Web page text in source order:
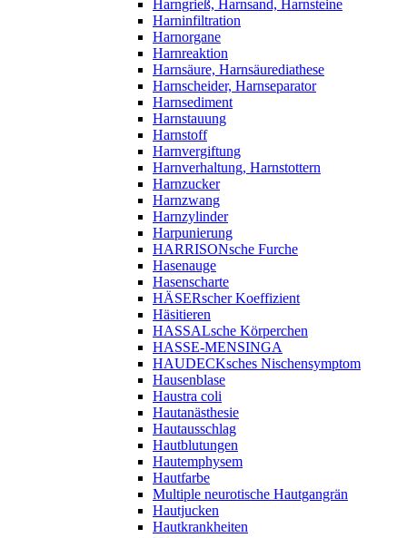
Harngrieß, Harnsand, Harnsteine
Harninfiltration
Harnorgane
Harnreaktion
Harnsäure, Harnsäurediathese
Harnscheider, Harnseparator
Harnsediment
Harnstauung
Harnstoff
Harnvergiftung
Harnverhaltung, Harnstottern
Harnzucker
Harnzwang
Harnzylinder
Harpunierung
HARRISONsche Furche
Hasenauge
Hasenscharte
HÄSERscher Koeffizient
Häsitieren
HASSALsche Körperchen
HASSE-MENSINGA
HAUDECKsches Nischensymptom
Hausenblase
Haustra coli
Hautanästhesie
Hautausschlag
Hautblutungen
Hautemphysem
Hautfarbe
Multiple neurotische Hautgangrän
Hautjucken
Hautkrankheiten